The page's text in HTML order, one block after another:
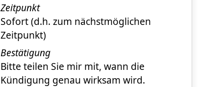
Zeitpunkt
Sofort (d.h. zum nächstmöglichen
Zeitpunkt)
Bestätigung
Bitte teilen Sie mir mit, wann die
Kündigung genau wirksam wird.